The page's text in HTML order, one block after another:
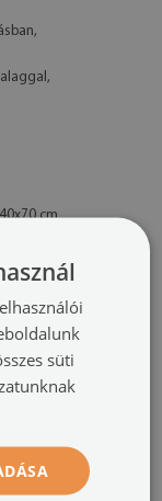
cm
a monitor
süti